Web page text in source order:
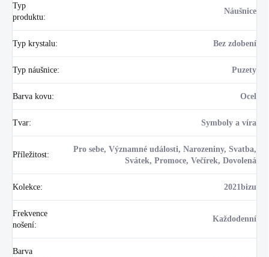
Typ
produktu:
Náušnice
Typ krystalu: Bez zdobení
Typ náušnice: Puzety
Barva kovu: Ocel
Tvar: Symboly a víra
Příležitost:
Pro sebe, Významné události, Narozeniny, Svatba,
Svátek, Promoce, Večírek, Dovolená
Kolekce: 2021bizu
Frekvence
nošení:
Každodenní
Barva